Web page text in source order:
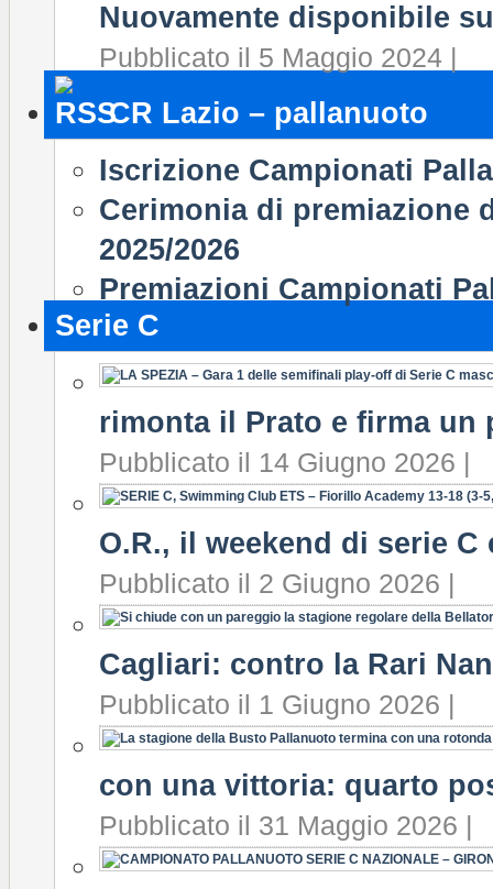
Nuovamente disponibile
Pubblicato il 5 Maggio 2024 |
CR Lazio – pallanuoto
Iscrizione Campionati
Cerimonia di premiazione
2025/2026
Premiazioni Campionati
Serie C
rimonta il Prato e firma un
Pubblicato il 14 Giugno 2026 |
O.R., il weekend di serie
Pubblicato il 2 Giugno 2026 |
Cagliari: contro la Rari
Pubblicato il 1 Giugno 2026 |
con una vittoria: quarto
Pubblicato il 31 Maggio 2026 |